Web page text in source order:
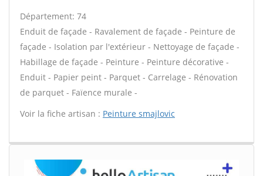
Département: 74
Enduit de façade - Ravalement de façade - Peinture de
façade - Isolation par l'extérieur - Nettoyage de façade -
Habillage de façade - Peinture - Peinture décorative -
Enduit - Papier peint - Parquet - Carrelage - Rénovation
de parquet - Faïence murale -
Voir la fiche artisan : Peinture smajlovic